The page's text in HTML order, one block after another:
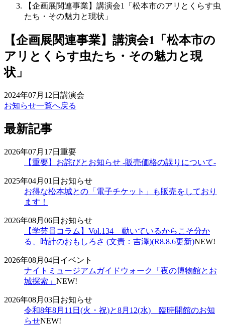
【企画展関連事業】講演会1「松本市のアリとくらす虫
たち・その魅力と現状」
【企画展関連事業】講演会1「松本市の
アリとくらす虫たち・その魅力と現
状」
2024年07月12日 講演会
お知らせ一覧へ戻る
最新記事
2026年07月17日 重要
【重要】お詫びとお知らせ -販売価格の誤りについて-
2025年04月01日 お知らせ
お得な松本城との「電子チケット」も販売をしており
ます！
2026年08月06日 お知らせ
【学芸員コラム】Vol.134 動いているからこそ分か
る、時計のおもしろさ (文責：吉澤)(R8.8.6更新)NEW!
2026年08月04日 イベント
ナイトミュージアムガイドウォーク「夜の博物館とお
城探索」 NEW!
2026年08月03日 お知らせ
令和8年8月11日(火・祝)と8月12(水) 臨時開館のお知
らせNEW!